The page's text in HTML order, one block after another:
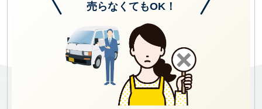
売らなくてもOK！